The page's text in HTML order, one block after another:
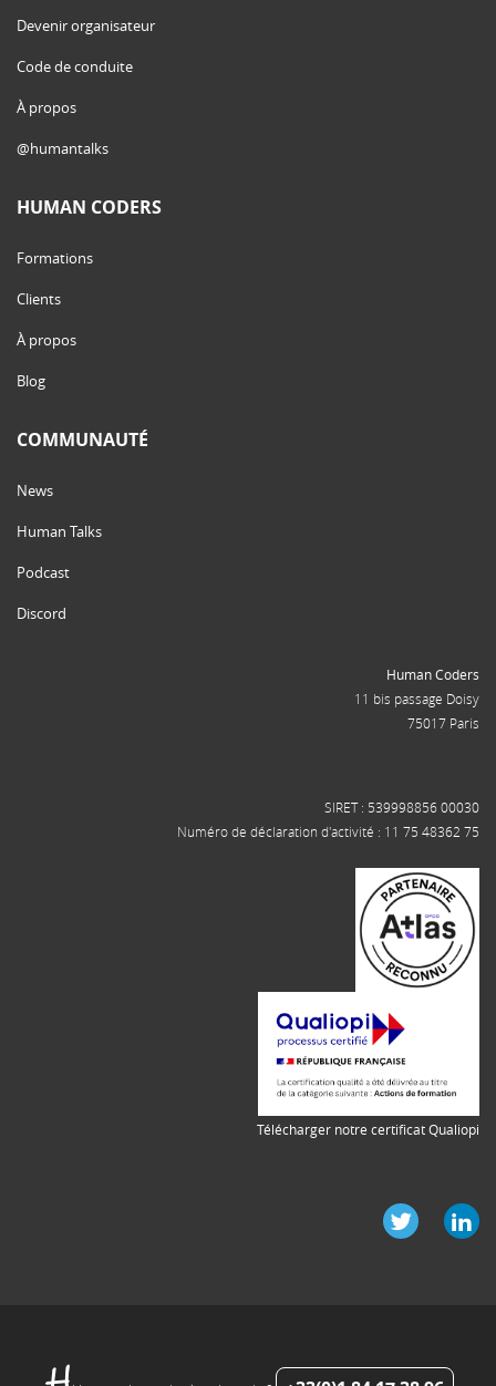
Devenir organisateur
Code de conduite
À propos
@humantalks
HUMAN CODERS
Formations
Clients
À propos
Blog
COMMUNAUTÉ
News
Human Talks
Podcast
Discord
Human Coders
11 bis passage Doisy
75017 Paris
SIRET : 539998856 00030
Numéro de déclaration d'activité : 11 75 48362 75
Télécharger notre certificat Qualiopi